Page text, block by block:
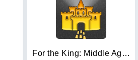
For the King: Middle Ages